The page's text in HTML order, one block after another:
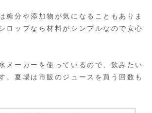
糖分や添加物が気になることもありま
ロップなら材料がシンプルなので安心
メーカーを使っているので、飲みたい
。夏場は市販のジュースを買う回数も